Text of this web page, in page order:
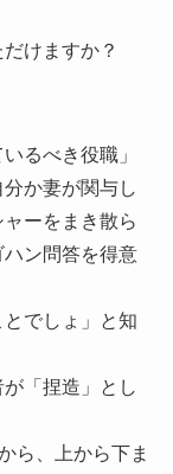
けますか？
るべき役職」
か妻が関与し
ーをまき散ら
ン問答を得意
でしょ」と知
「捏造」とし
ら、上から下ま